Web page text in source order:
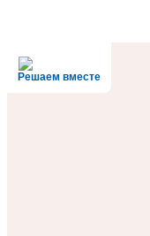
Решаем вместе